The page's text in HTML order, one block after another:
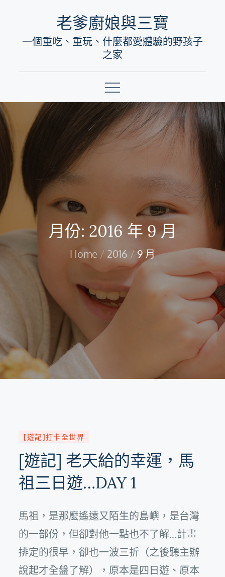
content
老爹廚娘與三寶
一個重吃、重玩、什麼都愛體驗的野孩子
之家
月份: 2016 年 9 月
Home 2016 9 月
[遊記]打卡全世界
[遊記] 老天給的幸運，馬
祖三日遊…DAY 1
馬祖，是那麼遙遠又陌生的島嶼，是台灣
的一部份，但卻對他一點也不了解...計畫
排定的很早，卻也一波三折（之後聽主辦
說起才全盤了解），原本是四日遊、原本